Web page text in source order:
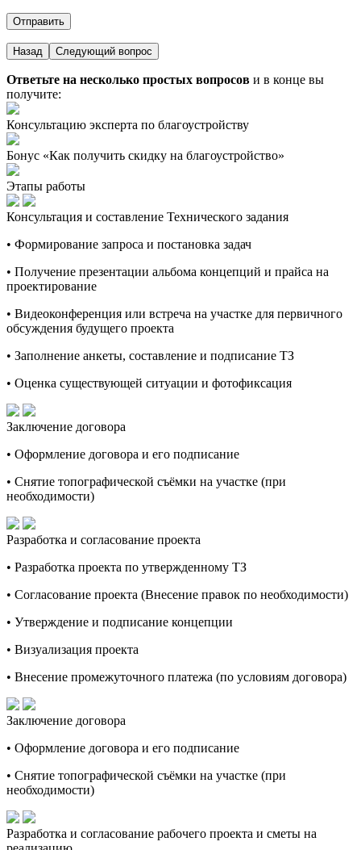
Назад Следующий вопрос
Ответьте на несколько простых вопросов и в конце вы
получите:
Консультацию эксперта по благоустройству
Бонус «Как получить скидку на благоустройство»
Этапы работы
Консультация и составление Технического задания
• Формирование запроса и постановка задач
• Получение презентации альбома концепций и прайса на
проектирование
• Видеоконференция или встреча на участке для первичного
обсуждения будущего проекта
• Заполнение анкеты, составление и подписание ТЗ
• Оценка существующей ситуации и фотофиксация
Заключение договора
• Оформление договора и его подписание
• Снятие топографической съёмки на участке (при
необходимости)
Разработка и согласование проекта
• Разработка проекта по утвержденному ТЗ
• Согласование проекта (Внесение правок по необходимости)
• Утверждение и подписание концепции
• Визуализация проекта
• Внесение промежуточного платежа (по условиям договора)
Заключение договора
• Оформление договора и его подписание
• Снятие топографической съёмки на участке (при
необходимости)
Разработка и согласование рабочего проекта и сметы на